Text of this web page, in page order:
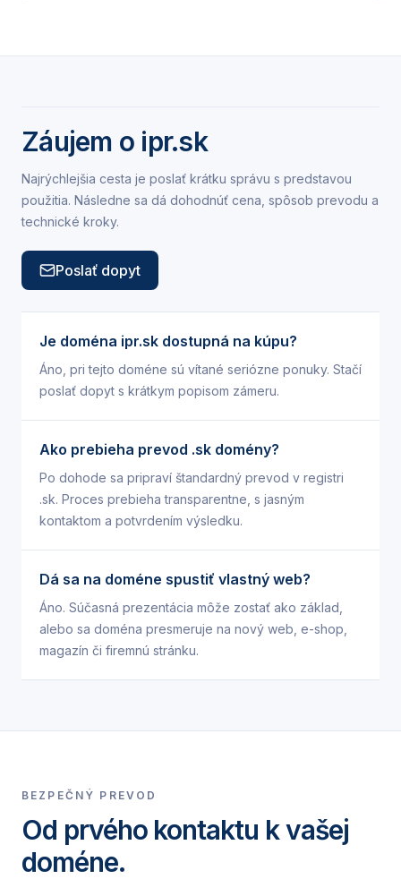
Záujem o ipr.sk
Najrýchlejšia cesta je poslať krátku správu s predstavou
použitia. Následne sa dá dohodnúť cena, spôsob prevodu a
technické kroky.
Poslať dopyt
Je doména ipr.sk dostupná na kúpu?
Áno, pri tejto doméne sú vítané seriózne ponuky. Stačí
poslať dopyt s krátkym popisom zámeru.
Ako prebieha prevod .sk domény?
Po dohode sa pripraví štandardný prevod v registri
.sk. Proces prebieha transparentne, s jasným
kontaktom a potvrdením výsledku.
Dá sa na doméne spustiť vlastný web?
Áno. Súčasná prezentácia môže zostať ako základ,
alebo sa doména presmeruje na nový web, e-shop,
magazín či firemnú stránku.
BEZPEČNÝ PREVOD
Od prvého kontaktu k vašej
doméne.